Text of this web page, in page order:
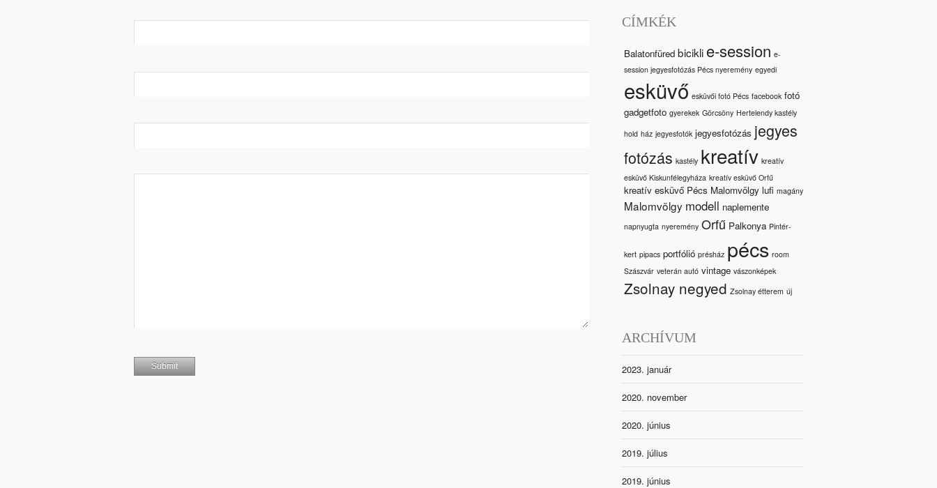
CÍMKÉK
Balatonfüred bicikli e-session e-
session jegyesfotózás Pécs nyeremény egyedi
esküvő esküvői fotó Pécs facebook fotó
gadgetfoto gyerekek Görcsöny Hertelendy kastély
hold ház jegyesfotók jegyesfotózás jegyes
fotózás kastély kreatív kreatív
esküvő Kiskunfélegyháza kreatív esküvő Orfű
kreatív esküvő Pécs Malomvölgy lufi magány
Malomvölgy modell naplemente
napnyugta nyeremény Orfű Palkonya Pintér-
kert pipacs portfólió présház pécs room
Szászvár veterán autó vintage vászonképek
Zsolnay negyed Zsolnay étterem új
ARCHÍVUM
2023. január
2020. november
2020. június
2019. július
2019. június